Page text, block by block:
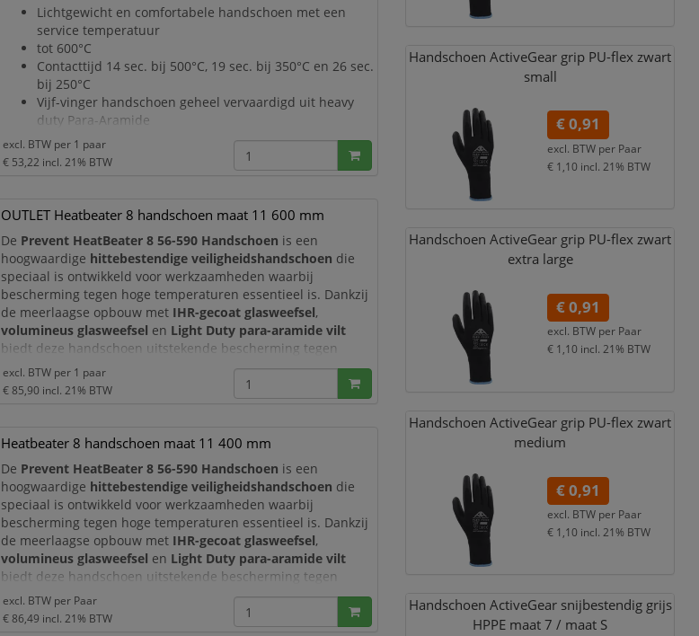
Geadviseerd wordt de handschoen niet te wassen
Geb
Lichtgewicht en comfortabele handschoen met een
service temperatuur
tot 600°C
Contacttijd 14 sec. bij 500°C, 19 sec. bij 350°C en 26 sec.
bij 250°C
Vijf-vinger handschoen geheel vervaardigd uit heavy
duty Para-Aramide
vilt
De handschoen heeft een goede mechanische
perforatiebestendigheid
Geadviseerd wordt de handschoen niet te wassen
Geb
excl. BTW per 1 paar
€ 53,22 incl. 21% BTW
OUTLET Heatbeater 8 handschoen maat 11 600 mm
De Prevent HeatBeater 8 56-590 Handschoen is een
hoogwaardige hittebestendige veiligheidshandschoen die
speciaal is ontwikkeld voor werkzaamheden waarbij
bescherming tegen hoge temperaturen essentieel is. Dankzij
de meerlaagse opbouw met IHR-gecoat glasweefsel,
volumineus glasweefsel en Light Duty para-aramide vilt
biedt deze handschoen uitstekende bescherming tegen
contacthitte en stralingswarmte. De robuuste constructie
maakt de HeatBeater 8 ui
excl. BTW per 1 paar
€ 85,90 incl. 21% BTW
Heatbeater 8 handschoen maat 11 400 mm
De Prevent HeatBeater 8 56-590 Handschoen is een
hoogwaardige hittebestendige veiligheidshandschoen die
speciaal is ontwikkeld voor werkzaamheden waarbij
bescherming tegen hoge temperaturen essentieel is. Dankzij
de meerlaagse opbouw met IHR-gecoat glasweefsel,
volumineus glasweefsel en Light Duty para-aramide vilt
biedt deze handschoen uitstekende bescherming tegen
contacthitte en stralingswarmte. De robuuste constructie
maakt de HeatBeater 8 ui
excl. BTW per Paar
€ 86,49 incl. 21% BTW
Handschoen ActiveGear grip PU-flex zwart
small
€ 0,91
excl. BTW per Paar
€ 1,10 incl. 21% BTW
Handschoen ActiveGear grip PU-flex zwart
extra large
€ 0,91
excl. BTW per Paar
€ 1,10 incl. 21% BTW
Handschoen ActiveGear grip PU-flex zwart
medium
€ 0,91
excl. BTW per Paar
€ 1,10 incl. 21% BTW
Handschoen ActiveGear snijbestendig grijs
HPPE maat 7 / maat S